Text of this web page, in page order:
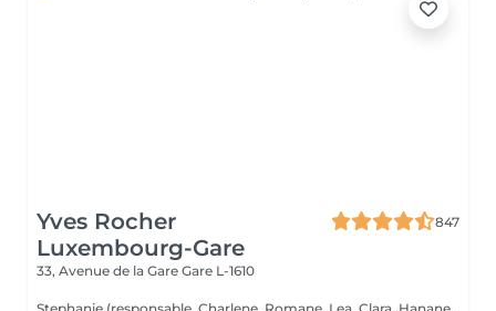
Yves Rocher
Luxembourg-Gare
847
33, Avenue de la Gare Gare L-1610